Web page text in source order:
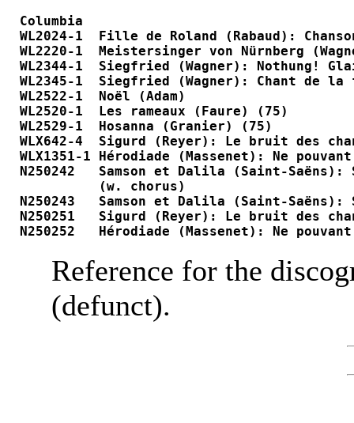
Columbia
WL2024-1  Fille de Roland (Rabaud):
WL2220-1  Meistersinger von Nürnberg
WL2344-1  Siegfried (Wagner):
WL2345-1  Siegfried (Wagner): Chant
WL2522-1  Noël (Adam)
WL2520-1  Les rameaux (Faure)
WL2529-1  Hosanna (Granier) (75)
WLX642-4  Sigurd (Reyer): Le bruit
WLX1351-1 Hérodiade (Massenet): Ne
N250242   Samson et Dalila (Saint-
          (w. chorus)
N250243   Samson et Dalila (Saint-
N250251   Sigurd (Reyer): Le bruit
N250252   Hérodiade (Massenet): Ne
Reference for the
(defunct).